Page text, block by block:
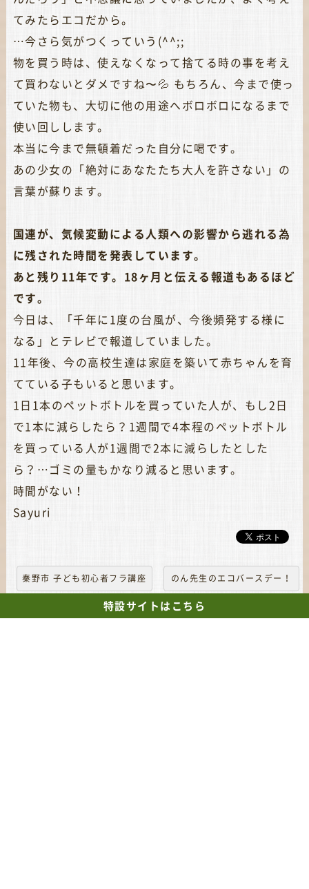
てみたらエコだから。
…今さら気がつくっていう(^^;;
物を買う時は、使えなくなって捨てる時の事を考え
て買わないとダメですね〜💦 もちろん、今まで使っ
ていた物も、大切に他の用途へボロボロになるまで
使い回しします。
本当に今まで無頓着だった自分に喝です。
あの少女の「絶対にあなたたち大人を許さない」の
言葉が蘇ります。
国連が、気候変動による人類への影響から逃れる為
に残された時間を発表しています。
あと残り11年です。18ヶ月と伝える報道もあるほど
です。
今日は、「千年に1度の台風が、今後頻発する様に
なる」とテレビで報道していました。
11年後、今の高校生達は家庭を築いて赤ちゃんを育
てている子もいると思います。
1日1本のペットボトルを買っていた人が、もし2日
で1本に減らしたら？1週間で4本程のペットボトル
を買っている人が1週間で2本に減らしたとした
ら？…ゴミの量もかなり減ると思います。
時間がない！
Sayuri
秦野市 子ども初心者フラ講座
のん先生のエコバースデー！
一覧へ戻る
特設サイトはこちら